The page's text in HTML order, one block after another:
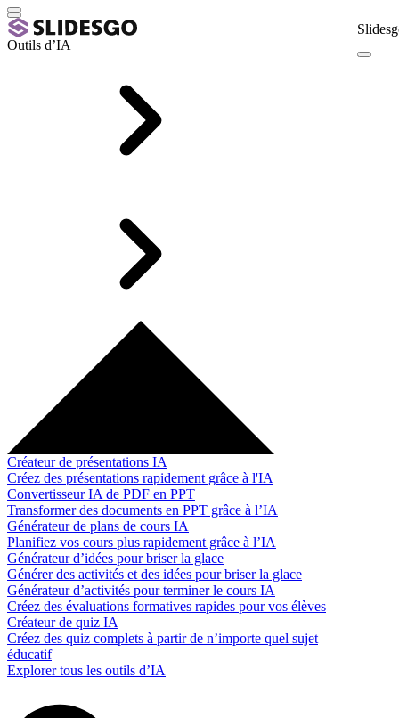
Outils d’IA
Créateur de présentations IA
Créez des présentations rapidement grâce à l'IA
Convertisseur IA de PDF en PPT
Transformer des documents en PPT grâce à l’IA
Générateur de plans de cours IA
Planifiez vos cours plus rapidement grâce à l’IA
Générateur d’idées pour briser la glace
Générer des activités et des idées pour briser la glace
Générateur d’activités pour terminer le cours IA
Créez des évaluations formatives rapides pour vos élèves
Créateur de quiz IA
Créez des quiz complets à partir de n’importe quel sujet
éducatif
Explorer tous les outils d’IA